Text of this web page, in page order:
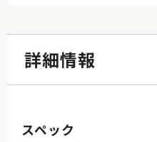
詳細情報
スペック